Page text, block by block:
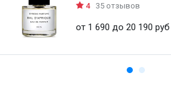
4 35 отзывов
от 1 690 до 20 190 руб